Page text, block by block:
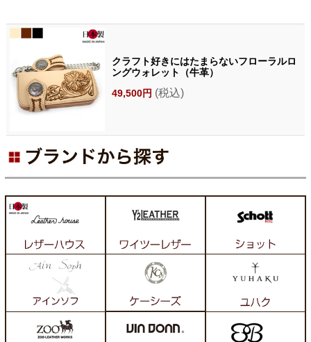
クラフト好きにはたまらないフローラルロ
ングウォレット（牛革）
49,500円 (税込)